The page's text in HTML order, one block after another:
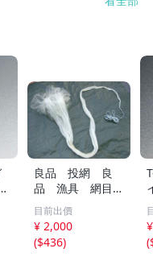
良品 投網 良
品 漁具 網目
約1ｃｍ×1ｃｍ
4Ｋｇ ⑥
目前出價
¥ 2,000
($436)
(